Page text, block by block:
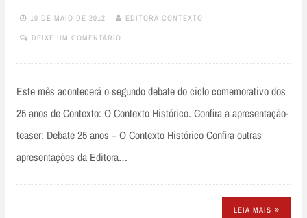
10 DE MAIO DE 2012 EDITORA CONTEXTO
DEIXE UM COMENTÁRIO
Este mês acontecerá o segundo debate do ciclo comemorativo dos
25 anos de Contexto: O Contexto Histórico. Confira a apresentação-
teaser: Debate 25 anos – O Contexto Histórico Confira outras
apresentações da Editora…
LEIA MAIS